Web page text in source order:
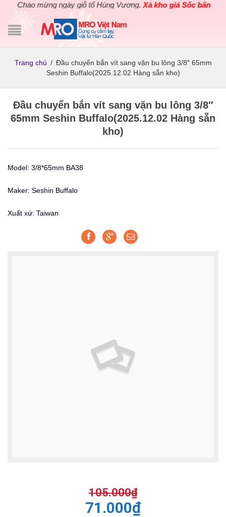
Chào mừng ngày giỗ tổ Hùng Vương.Xả kho giá Sốc bằng giá
Trang chủ / Đầu chuyển bắn vít sang vặn bu lông 3/8″ 65mm
Seshin Buffalo(2025.12.02 Hàng sẵn kho)
Đầu chuyển bắn vít sang vặn bu lông 3/8″
65mm Seshin Buffalo(2025.12.02 Hàng sẵn
kho)
Model: 3/8*65mm BA38
Maker: Seshin Buffalo
Xuất xứ: Taiwan
105.000₫
71.000₫